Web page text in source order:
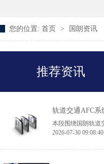
您的位置: 首页 > 国朗资讯
推荐资讯
2026-07-30 09:08:40